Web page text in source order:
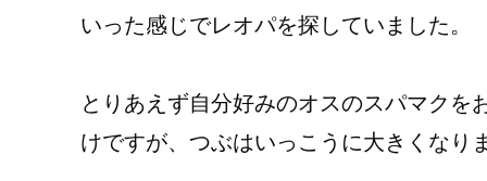
いった感じでレオパを探していました。
とりあえず自分好みのオスのスパマク
けですが、つぶはいっこうに大きくなり